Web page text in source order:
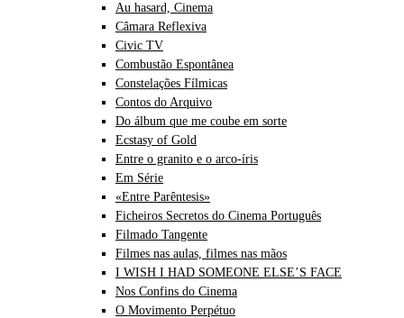
Au hasard, Cinema
Câmara Reflexiva
Civic TV
Combustão Espontânea
Constelações Fílmicas
Contos do Arquivo
Do álbum que me coube em sorte
Ecstasy of Gold
Entre o granito e o arco-íris
Em Série
«Entre Parêntesis»
Ficheiros Secretos do Cinema Português
Filmado Tangente
Filmes nas aulas, filmes nas mãos
I WISH I HAD SOMEONE ELSE’S FACE
Nos Confins do Cinema
O Movimento Perpétuo